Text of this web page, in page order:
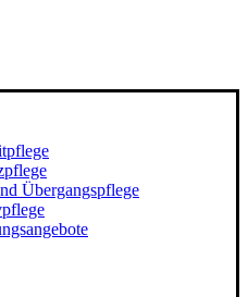
Übergangspflege